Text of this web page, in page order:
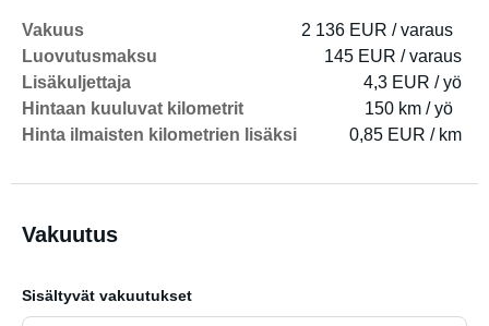
Tuot mukanasi omat vuodevaatteet, kuten aluslakanat,
peitot, tyynyt ja makuupussit, tai ne voi vuokrata
lisämaksusta.
Lisäpalveluita, kuten loppusiivous ja muita vuokrattavia
Vakuus
2 136 EUR / varaus
Luovutusmaksu
145 EUR / varaus
Lisäkuljettaja
4,3 EUR / yö
Hintaan kuuluvat kilometrit
150 km / yö
Hinta ilmaisten kilometrien lisäksi
0,85 EUR / km
Vakuutus
Sisältyvät vakuutukset